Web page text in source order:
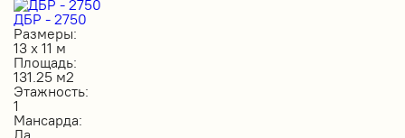
ДБР - 2750
Размеры:
13 х 11 м
Площадь:
131.25 м2
Этажность:
1
Мансарда:
Да